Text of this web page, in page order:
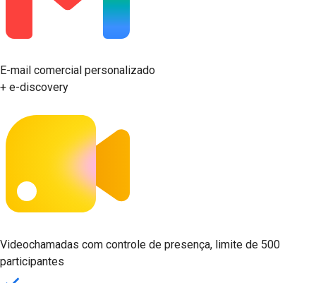
E-mail comercial personalizado
+ e-discovery
Videochamadas com controle de presença, limite de 500
participantes